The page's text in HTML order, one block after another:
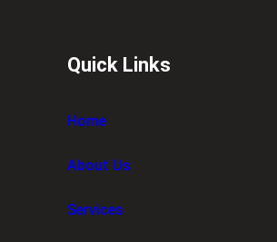
Quick Links
Home
About Us
Services